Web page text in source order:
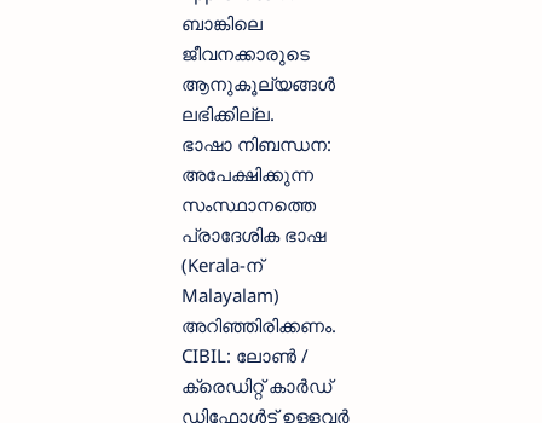
ബാങ്കിലെ
ജീവനക്കാരുടെ
ആനുകൂല്യങ്ങൾ
ലഭിക്കില്ല.
ഭാഷാ നിബന്ധന:
അപേക്ഷിക്കുന്ന
സംസ്ഥാനത്തെ
പ്രാദേശിക ഭാഷ
(Kerala-ന്
Malayalam)
അറിഞ്ഞിരിക്കണം.
CIBIL: ലോൺ /
ക്രെഡിറ്റ് കാർഡ്
ഡിഫോൾട്ട് ഉള്ളവർ